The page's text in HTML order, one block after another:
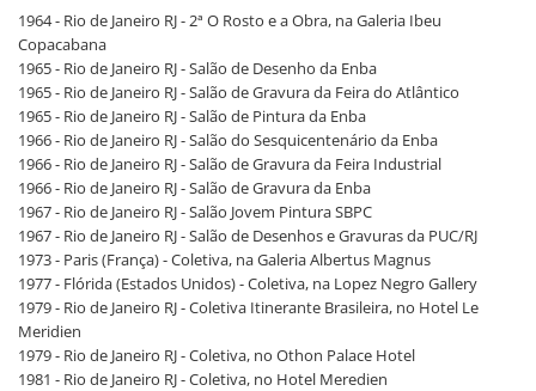
1964 - Rio de Janeiro RJ - 2ª O Rosto e a Obra, na Galeria Ibeu
Copacabana
1965 - Rio de Janeiro RJ - Salão de Desenho da Enba
1965 - Rio de Janeiro RJ - Salão de Gravura da Feira do Atlântico
1965 - Rio de Janeiro RJ - Salão de Pintura da Enba
1966 - Rio de Janeiro RJ - Salão do Sesquicentenário da Enba
1966 - Rio de Janeiro RJ - Salão de Gravura da Feira Industrial
1966 - Rio de Janeiro RJ - Salão de Gravura da Enba
1967 - Rio de Janeiro RJ - Salão Jovem Pintura SBPC
1967 - Rio de Janeiro RJ - Salão de Desenhos e Gravuras da PUC/RJ
1973 - Paris (França) - Coletiva, na Galeria Albertus Magnus
1977 - Flórida (Estados Unidos) - Coletiva, na Lopez Negro Gallery
1979 - Rio de Janeiro RJ - Coletiva Itinerante Brasileira, no Hotel Le
Meridien
1979 - Rio de Janeiro RJ - Coletiva, no Othon Palace Hotel
1981 - Rio de Janeiro RJ - Coletiva, no Hotel Meredien